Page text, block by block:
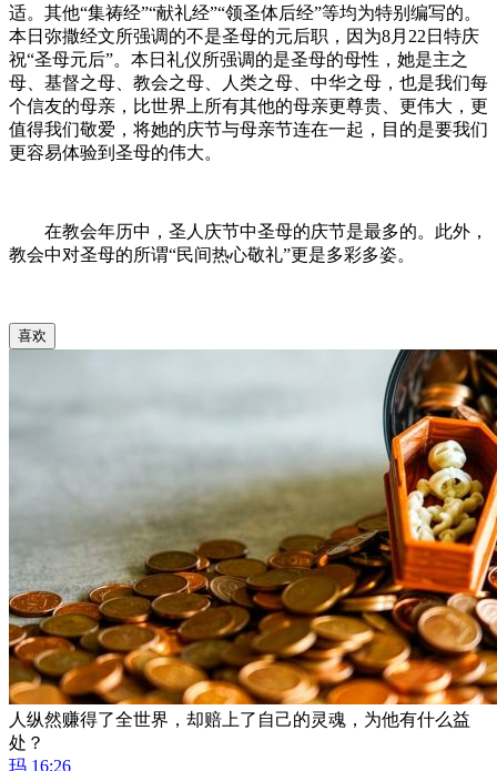
适。其他“集祷经”“献礼经”“领圣体后经”等均为特别编写的。
本日弥撒经文所强调的不是圣母的元后职，因为8月22日特庆
祝“圣母元后”。本日礼仪所强调的是圣母的母性，她是主之
母、基督之母、教会之母、人类之母、中华之母，也是我们每
个信友的母亲，比世界上所有其他的母亲更尊贵、更伟大，更
值得我们敬爱，将她的庆节与母亲节连在一起，目的是要我们
更容易体验到圣母的伟大。
在教会年历中，圣人庆节中圣母的庆节是最多的。此外，
教会中对圣母的所谓“民间热心敬礼”更是多彩多姿。
喜欢
人纵然赚得了全世界，却赔上了自己的灵魂，为他有什么益
处？
玛 16:26